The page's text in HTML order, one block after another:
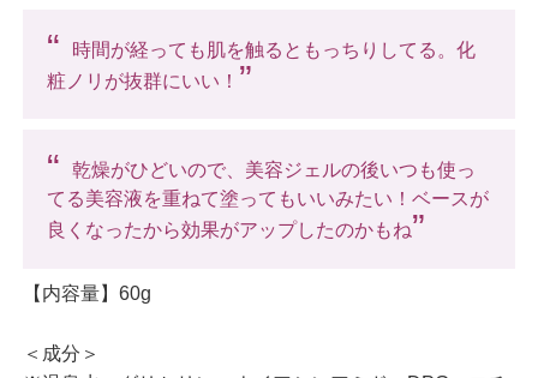
“
時間が経っても肌を触るともっちりしてる。化
粧ノリが抜群にいい！ ”
“
乾燥がひどいので、美容ジェルの後いつも使っ
てる美容液を重ねて塗ってもいいみたい！ベースが
良くなったから効果がアップしたのかもね”
【内容量】60g
＜成分＞